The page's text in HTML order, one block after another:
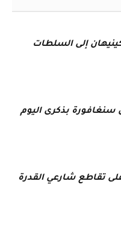
إلى السلطات
سنغافورة بذكرى اليوم
على تقاطع شارعي القدرة